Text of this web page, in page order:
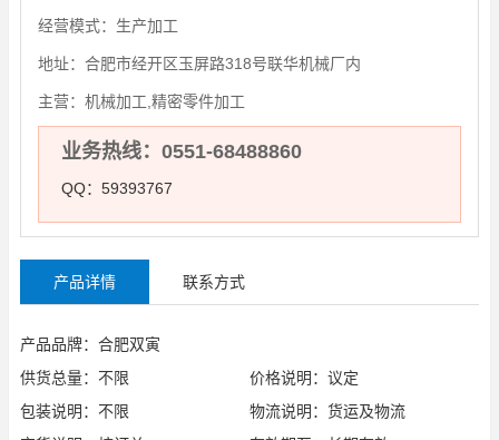
经营模式： 生产加工
地址： 合肥市经开区玉屏路318号联华机械厂内
主营： 机械加工,精密零件加工
业务热线：0551-68488860
QQ：59393767
产品详情 联系方式
产品品牌：合肥双寅
供货总量：不限
价格说明：议定
包装说明：不限
物流说明：货运及物流